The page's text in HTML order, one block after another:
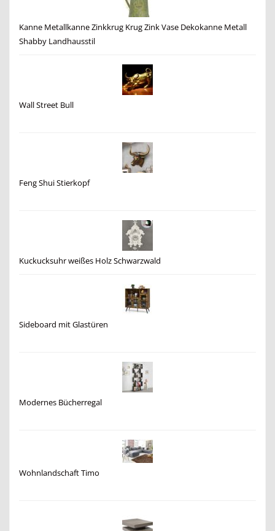
Kanne Metallkanne Zinkkrug Krug Zink Vase Dekokanne Metall
Shabby Landhausstil
Wall Street Bull
Feng Shui Stierkopf
Kuckucksuhr weißes Holz Schwarzwald
Sideboard mit Glastüren
Modernes Bücherregal
Wohnlandschaft Timo